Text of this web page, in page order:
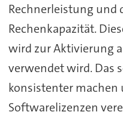
Rechnerleistung und
Rechenkapazität.
wird zur Aktivierung
verwendet wird. Das
konsistenter machen
Softwarelizenzen